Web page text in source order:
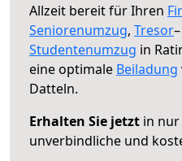
Allzeit bereit für Ihren
Seniorenumzug, Tresor
Studentenumzug in
eine optimale Beiladung
Datteln.
Erhalten Sie jetzt in
unverbindliche und